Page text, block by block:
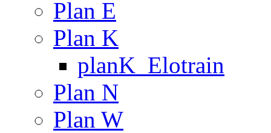
Plan E
Plan K
planK_Elotrain
Plan N
Plan W